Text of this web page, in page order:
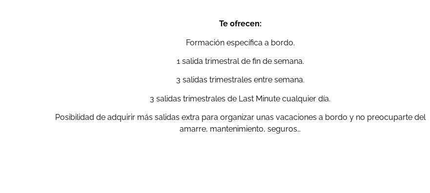
Te ofrecen:
Formación específica a bordo.
1 salida trimestral de fin de semana.
3 salidas trimestrales entre semana.
3 salidas trimestrales de Last Minute cualquier día.
Posibilidad de adquirir más salidas extra para organizar unas vacaciones a bordo y no preocuparte del
amarre, mantenimiento, seguros…